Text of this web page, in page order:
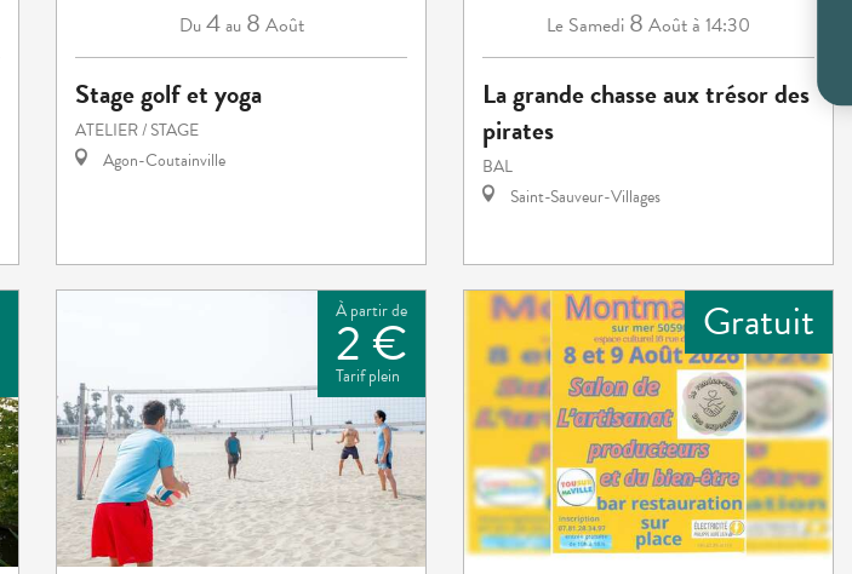
Du 4 au 8 Août
Stage golf et yoga
ATELIER / STAGE
Agon-Coutainville
Le Samedi 8 Aoûtà 14:30
La grande chasse aux trésor des
pirates
BAL
Saint-Sauveur-Villages
À partir de
2 €
Tarif plein
Gratuit